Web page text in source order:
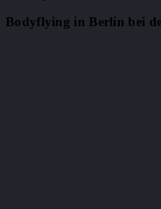
Bodyflying in Berlin bei